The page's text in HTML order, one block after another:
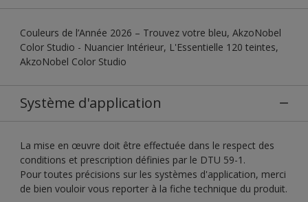
Couleurs de l’Année 2026 – Trouvez votre bleu, AkzoNobel
Color Studio - Nuancier Intérieur, L'Essentielle 120 teintes,
AkzoNobel Color Studio
Système d'application
La mise en œuvre doit être effectuée dans le respect des
conditions et prescription définies par le DTU 59-1.
Pour toutes précisions sur les systèmes d'application, merci
de bien vouloir vous reporter à la fiche technique du produit.